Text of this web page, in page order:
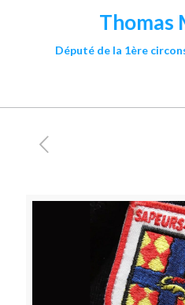
Thomas
Député de la 1ère